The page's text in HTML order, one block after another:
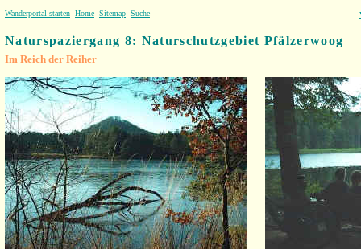
Wanderportal starten Home Sitemap Suche
Naturspaziergang 8: Naturschutzgebiet Pfälzerwoog
Im Reich der Reiher